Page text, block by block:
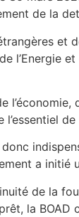
de la
et
l’Energie
a
de la
la